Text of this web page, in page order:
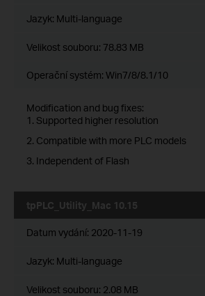
Jazyk: Multi-language
Velikost souboru: 78.83 MB
Operační systém: Win7/8/8.1/10
Modification and bug fixes:
1. Supported higher resolution
2. Compatible with more PLC models
3. Independent of Flash
tpPLC_Utility_Mac 10.15
Datum vydání: 2020-11-19
Jazyk: Multi-language
Velikost souboru: 2.08 MB